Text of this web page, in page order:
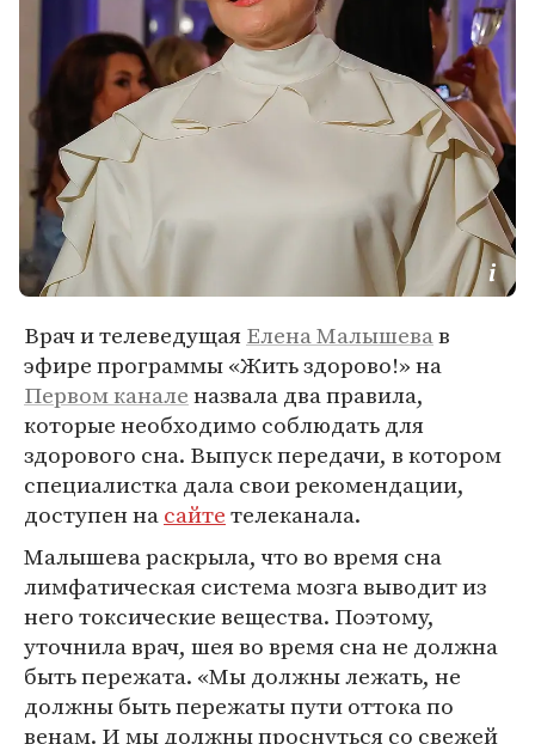
Врач и телеведущаяЕлена Малышевав
эфире программы «Жить здорово!» на
Первом каналеназвала два правила,
которые необходимо соблюдать для
здорового сна. Выпуск передачи, в котором
специалистка дала свои рекомендации,
доступен насайтетелеканала.
Малышева раскрыла, что во время сна
лимфатическая система мозга выводит из
него токсические вещества. Поэтому,
уточнила врач, шея во время сна не должна
быть пережата. «Мы должны лежать, не
должны быть пережаты пути оттока по
венам. И мы должны проснуться со свежей